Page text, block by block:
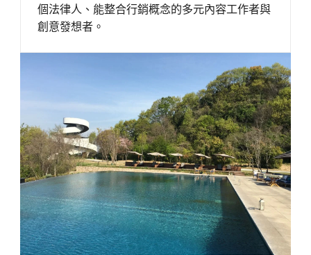
個法律人、能整合行銷概念的多元內容工作者與
創意發想者。